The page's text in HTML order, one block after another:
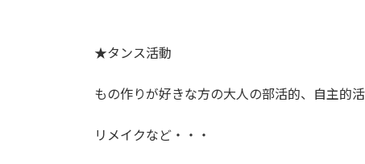
★タンス活動
もの作りが好きな方の大人の部活的、自主的活
リメイクなど・・・